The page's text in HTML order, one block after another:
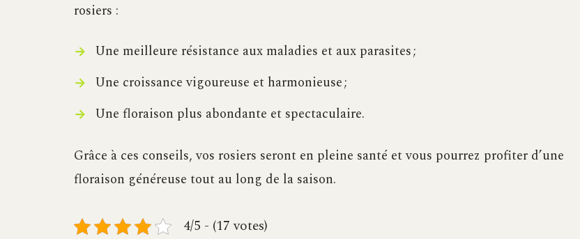
rosiers :
Une meilleure résistance aux maladies et aux parasites ;
Une croissance vigoureuse et harmonieuse ;
Une floraison plus abondante et spectaculaire.
Grâce à ces conseils, vos rosiers seront en pleine santé et vous pourrez profiter d’une
floraison généreuse tout au long de la saison.
4/5 - (17 votes)